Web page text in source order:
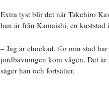
Extra tyst blir det när Takehiro
han är från Kamaishi, en kuststad
– Jag är chockad, för min stad
jordbävningen kom vågen. Det
säger han och fortsätter,